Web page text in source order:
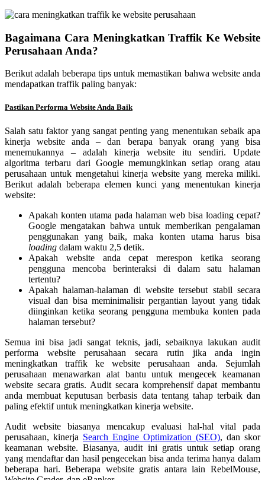
Bagaimana Cara Meningkatkan Traffik Ke Website
Perusahaan Anda?
Berikut adalah beberapa tips untuk memastikan bahwa website anda
mendapatkan traffik paling banyak:
Pastikan Performa Website Anda Baik
Salah satu faktor yang sangat penting yang menentukan sebaik apa
kinerja website anda – dan berapa banyak orang yang bisa
menemukannya – adalah kinerja website itu sendiri. Update
algoritma terbaru dari Google memungkinkan setiap orang atau
perusahaan untuk mengetahui kinerja website yang mereka miliki.
Berikut adalah beberapa elemen kunci yang menentukan kinerja
website:
Apakah konten utama pada halaman web bisa loading cepat?
Google mengatakan bahwa untuk memberikan pengalaman
penggunakan yang baik, maka konten utama harus bisa
loading dalam waktu 2,5 detik.
Apakah website anda cepat merespon ketika seorang
pengguna mencoba berinteraksi di dalam satu halaman
tertentu?
Apakah halaman-halaman di website tersebut stabil secara
visual dan bisa meminimalisir pergantian layout yang tidak
diinginkan ketika seorang pengguna membuka konten pada
halaman tersebut?
Semua ini bisa jadi sangat teknis, jadi, sebaiknya lakukan audit
performa website perusahaan secara rutin jika anda ingin
meningkatkan traffik ke website perusahaan anda. Sejumlah
perusahaan menawarkan alat bantu untuk mengecek keamanan
website secara gratis. Audit secara komprehensif dapat membantu
anda membuat keputusan berbasis data tentang tahap terbaik dan
paling efektif untuk meningkatkan kinerja website.
Audit website biasanya mencakup evaluasi hal-hal vital pada
perusahaan, kinerja Search Engine Optimization (SEO), dan skor
keamanan website. Biasanya, audit ini gratis untuk setiap orang
yang mendaftar dan hasil pengecekan bisa anda terima hanya dalam
beberapa hari. Beberapa website gratis antara lain RebelMouse,